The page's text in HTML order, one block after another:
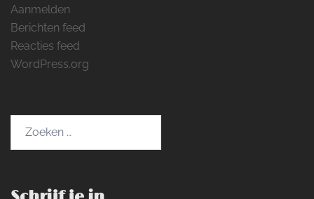
Aanmelden
Berichten feed
Reacties feed
WordPress.org